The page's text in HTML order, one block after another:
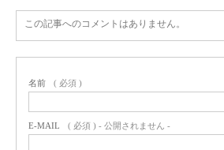
この記事へのコメントはありません。
名前 ( 必須 )
E-MAIL ( 必須 ) - 公開されません -